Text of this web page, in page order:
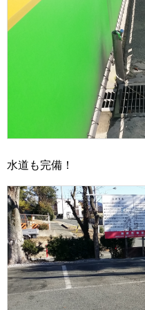
水道も完備！